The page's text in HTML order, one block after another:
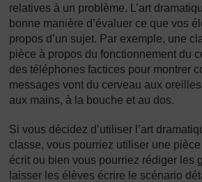
relatives à un problème. L’art
bonne manière d’évaluer ce que vos
propos d’un sujet. Par exemple, une
pièce à propos du fonctionnement du
des téléphones factices pour montrer
messages vont du cerveau aux
aux mains, à la bouche et au dos.
Si vous décidez d’utiliser l’art
classe, vous pourriez utiliser une
écrit ou bien vous pourriez rédiger les
laisser les élèves écrire le scénario